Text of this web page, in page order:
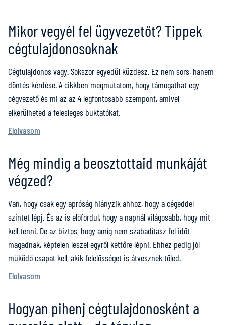
Mikor vegyél fel ügyvezetőt? Tippek
cégtulajdonosoknak
Cégtulajdonos vagy. Sokszor egyedül küzdesz. Ez nem sors, hanem
döntés kérdése. A cikkben megmutatom, hogy támogathat egy
cégvezető és mi az az 4 legfontosabb szempont, amivel
elkerülheted a felesleges buktatókat.
Elolvasom
Még mindig a beosztottaid munkáját
végzed?
Van, hogy csak egy apróság hiányzik ahhoz, hogy a cégeddel
szintet lépj. És az is előfordul, hogy a napnál világosabb, hogy mit
kell tenni. De az biztos, hogy amíg nem szabadítasz fel időt
magadnak, képtelen leszel egyről kettőre lépni. Ehhez pedig jól
működő csapat kell, akik felelősséget is átvesznek tőled.
Elolvasom
Hogyan pihenj cégtulajdonosként a